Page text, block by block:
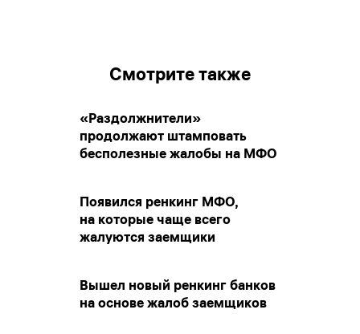
Смотрите также
«Раздолжнители»
продолжают штамповать
бесполезные жалобы на МФО
Появился ренкинг МФО,
на которые чаще всего
жалуются заемщики
Вышел новый ренкинг банков
на основе жалоб заемщиков